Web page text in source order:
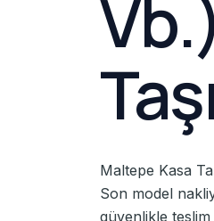
Maltepe Kasa
Son model
güvenlikle